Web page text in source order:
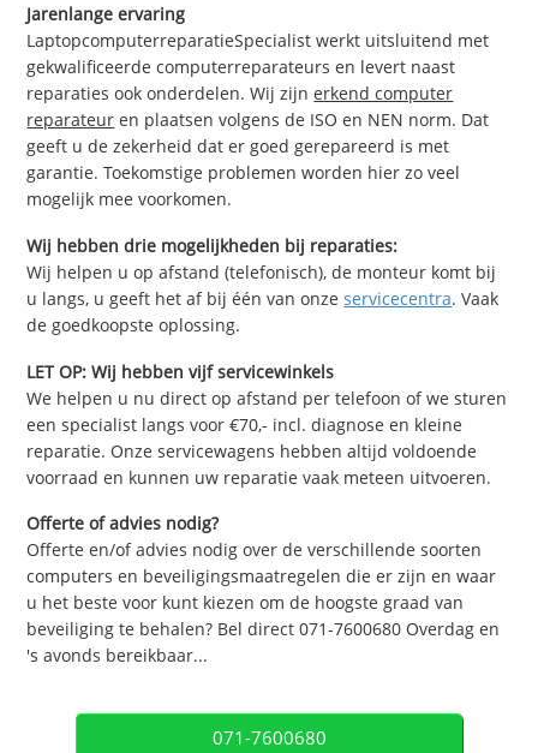
Jarenlange ervaring
LaptopcomputerreparatieSpecialist werkt uitsluitend met
gekwalificeerde computerreparateurs en levert naast
reparaties ook onderdelen. Wij zijnerkend computer
reparateur en plaatsen volgens de ISO en NEN norm. Dat
geeft u de zekerheid dat er goed gerepareerd is met
garantie. Toekomstige problemen worden hier zo veel
mogelijk mee voorkomen.
Wij hebben drie mogelijkheden bij reparaties:
Wij helpen u op afstand (telefonisch), de monteur komt bij
u langs, u geeft het af bij één van onzeservicecentra. Vaak
de goedkoopste oplossing.
LET OP: Wij hebben vijf servicewinkels
We helpen u nu direct op afstand per telefoon of we sturen
een specialist langs voor €70,- incl. diagnose en kleine
reparatie. Onze servicewagens hebben altijd voldoende
voorraad en kunnen uw reparatie vaak meteen uitvoeren.
Offerte of advies nodig?
Offerte en/of advies nodig over de verschillende soorten
computers en beveiligingsmaatregelen die er zijn en waar
u het beste voor kunt kiezen om de hoogste graad van
beveiliging te behalen? Bel direct 071-7600680 Overdag en
's avonds bereikbaar...
071-7600680